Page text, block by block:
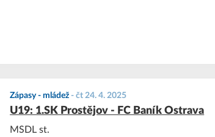
Zápasy - mládež -čt 24. 4. 2025
U19: 1.SK Prostějov - FC Baník Ostrava
MSDL st.